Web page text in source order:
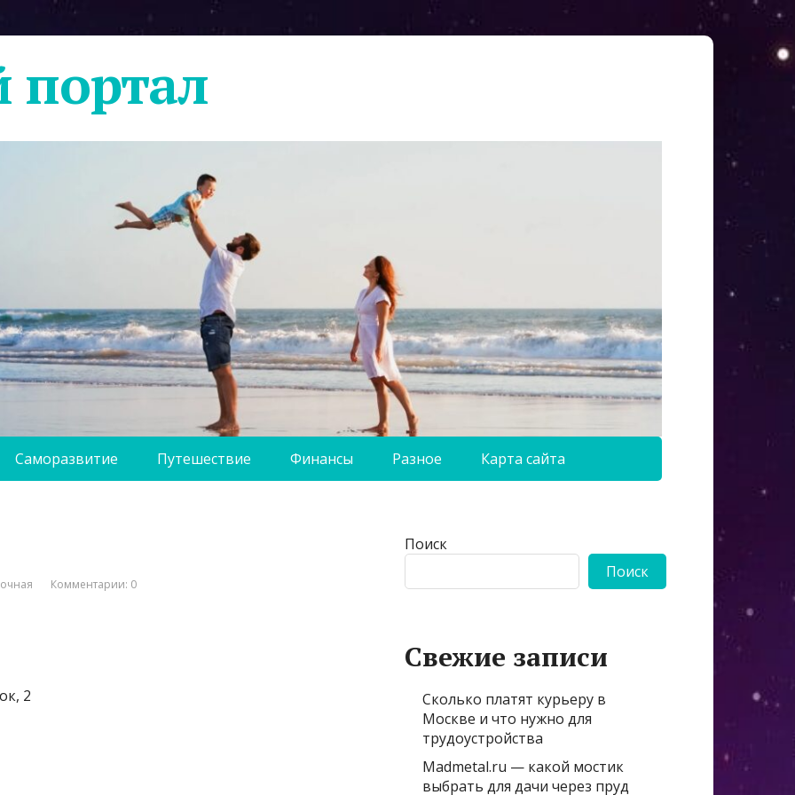
Саморазвитие Путешествие Финансы Разное Карта сайта
Комментарии: 0
2
Поиск
Поиск
Свежие записи
Сколько платят курьеру в
Москве и что нужно для
трудоустройства
Madmetal.ru — какой мостик
выбрать для дачи через пруд